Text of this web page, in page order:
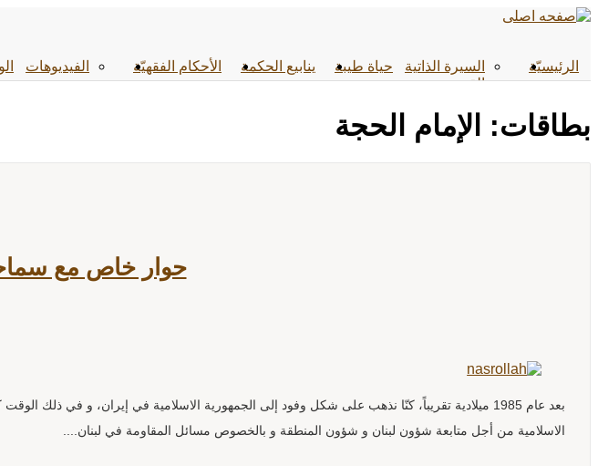
الرئیسیّة حياة طيبة
السيرة الذاتية
القصص
ينابيع الحكمة الأحکام الفقهیّة الفیدیوهات
بطاقات: الإمام الحجة
حوار خاص مع
بعد عام 1985 ميلادية تقريباً، كنّا نذهب على شكل وفود إلى الجمهورية الاسلامية في إيران، و
الاسلامية من أجل متابعة شؤون لبنان و شؤون المنطقة و بالخصوص مسائل المقاومة في لبنان....